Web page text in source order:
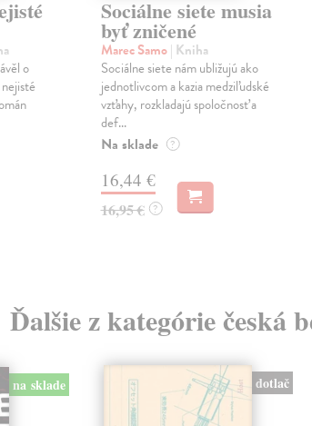
o
Sociálne siete musia
byť zničené
Marec Samo| Kniha
Sociálne siete nám ubližujú ako
jednotlivcom a kazia medziľudské
vzťahy, rozkladajú spoločnosť a
def...
Na sklade ?
16,44 €
16,95 € ?
Ďalšie z kategórie česká
na sklade dotlač